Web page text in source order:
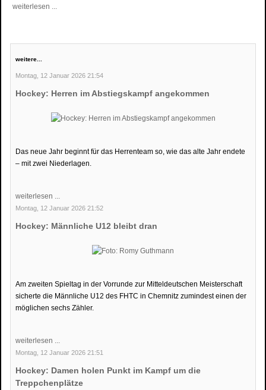
weiterlesen ...
weitere...
Montag, 12 Januar 2026 21:54
Hockey: Herren im Abstiegskampf angekommen
Das neue Jahr beginnt für das Herrenteam so, wie das alte Jahr endete
– mit zwei Niederlagen.
weiterlesen ...
Montag, 12 Januar 2026 21:52
Hockey: Männliche U12 bleibt dran
Am zweiten Spieltag in der Vorrunde zur Mitteldeutschen Meisterschaft
sicherte die Männliche U12 des FHTC in Chemnitz zumindest einen der
möglichen sechs Zähler.
weiterlesen ...
Montag, 12 Januar 2026 21:51
Hockey: Damen holen Punkt im Kampf um die
Treppchenplätze